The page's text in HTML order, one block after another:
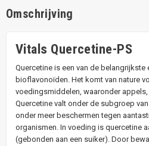
Omschrijving
Vitals Quercetine-PS
Quercetine is een van de
bioflavonoïden. Het komt van nature
voedingsmiddelen, waaronder
Quercetine valt onder de subgroep
onder meer beschermen tegen
organismen. In voeding is quercetine
(gebonden aan een suiker). Door